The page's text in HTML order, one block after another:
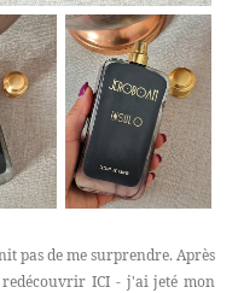
pas de me surprendre. Après
ICI - j'ai jeté mon